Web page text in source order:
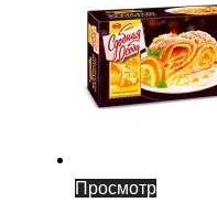
Просмотр